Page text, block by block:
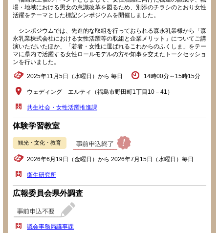
場・地域における男女の意識改革を図るため、別添のチラシのとおり女性
活躍をテーマとした標記シンポジウムを開催しました。
シンポジウムでは、先進的な取組を行っておられる森永乳業様から「森
永乳業株式会社における女性活躍等の取組と企業メリット」についてご講
演いただいたほか、「若者・女性に選ばれるこれからのふくしま」をテー
マに県内で活躍する女性ロールモデルの方や知事を交えたトークセッショ
ンを行いました。
2025年11月5日（水曜日）から 毎日 14時00分～15時15分
ウェディング エルティ（福島市野田町1丁目10－41）
共生社会・女性活躍推進課
体験学習教室
観光・文化・教育
2026年6月19日（金曜日）から 2026年7月15日（水曜日）毎日
衛生研究所
広報委員会県外調査
議会事務局議事課